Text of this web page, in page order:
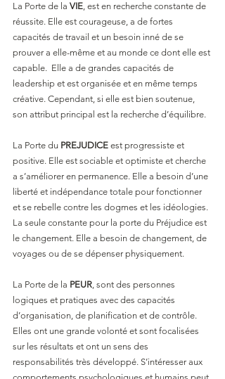
La Porte de la VIE, est en recherche constante de
réussite. Elle est courageuse, a de fortes
capacités de travail et un besoin inné de se
prouver a elle-même et au monde ce dont elle est
capable.  Elle a de grandes capacités de
leadership et est organisée et en même temps
créative. Cependant, si elle est bien soutenue,
son attribut principal est la recherche d’équilibre.
La Porte du PREJUDICE est progressiste et
positive. Elle est sociable et optimiste et cherche
a s’améliorer en permanence. Elle a besoin d’une
liberté et indépendance totale pour fonctionner
et se rebelle contre les dogmes et les idéologies.
La seule constante pour la porte du Préjudice est
le changement. Elle a besoin de changement, de
voyages ou de se dépenser physiquement.
La Porte de la PEUR, sont des personnes
logiques et pratiques avec des capacités
d’organisation, de planification et de contrôle.
Elles ont une grande volonté et sont focalisées
sur les résultats et ont un sens des
responsabilités très développé. S’intéresser aux